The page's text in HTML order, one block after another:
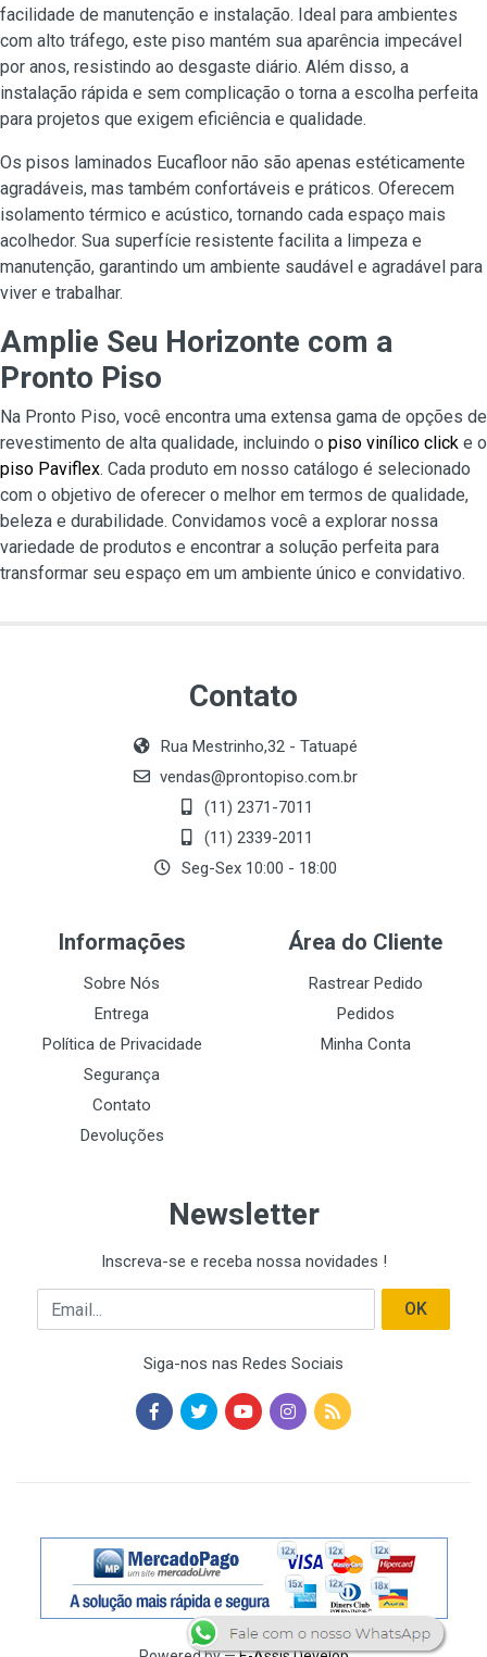
facilidade de manutenção e instalação. Ideal para ambientes
com alto tráfego, este piso mantém sua aparência impecável
por anos, resistindo ao desgaste diário. Além disso, a
instalação rápida e sem complicação o torna a escolha perfeita
para projetos que exigem eficiência e qualidade.
Os pisos laminados Eucafloor não são apenas estéticamente
agradáveis, mas também confortáveis e práticos. Oferecem
isolamento térmico e acústico, tornando cada espaço mais
acolhedor. Sua superfície resistente facilita a limpeza e
manutenção, garantindo um ambiente saudável e agradável para
viver e trabalhar.
Amplie Seu Horizonte com a
Pronto Piso
Na Pronto Piso, você encontra uma extensa gama de opções de
revestimento de alta qualidade, incluindo o piso vinílico click e o
piso Paviflex. Cada produto em nosso catálogo é selecionado
com o objetivo de oferecer o melhor em termos de qualidade,
beleza e durabilidade. Convidamos você a explorar nossa
variedade de produtos e encontrar a solução perfeita para
transformar seu espaço em um ambiente único e convidativo.
Contato
Rua Mestrinho,32 - Tatuapé
vendas@prontopiso.com.br
(11) 2371-7011
(11) 2339-2011
Seg-Sex 10:00 - 18:00
Informações
Sobre Nós
Entrega
Política de Privacidade
Segurança
Contato
Devoluções
Área do Cliente
Rastrear Pedido
Pedidos
Minha Conta
Newsletter
Inscreva-se e receba nossa novidades !
Email OK
Siga-nos nas Redes Sociais